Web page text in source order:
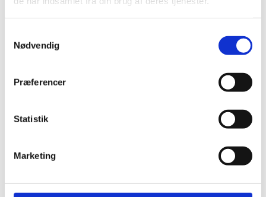
Nødvendig
Præferencer
Statistik
Marketing
Salgselev søges - Til dig der vil
sælge fremtidens IT-løsninger